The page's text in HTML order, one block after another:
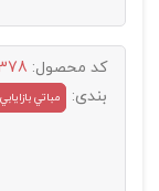
کد محصول:
بندی:
مباتي